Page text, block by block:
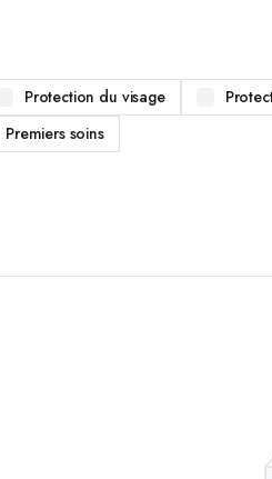
Protection du visage
Premiers soins